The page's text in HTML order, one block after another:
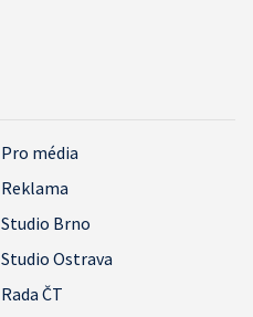
Pro média
Reklama
Studio Brno
Studio Ostrava
Rada ČT